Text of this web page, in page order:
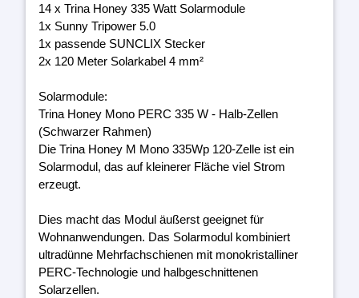
14 x Trina Honey 335 Watt Solarmodule
1x Sunny Tripower 5.0
1x passende SUNCLIX Stecker
2x 120 Meter Solarkabel 4 mm²
Solarmodule:
Trina Honey Mono PERC 335 W - Halb-Zellen
(Schwarzer Rahmen)
Die Trina Honey M Mono 335Wp 120-Zelle ist ein
Solarmodul, das auf kleinerer Fläche viel Strom
erzeugt.
Dies macht das Modul äußerst geeignet für
Wohnanwendungen. Das Solarmodul kombiniert
ultradünne Mehrfachschienen mit monokristalliner
PERC-Technologie und halbgeschnittenen
Solarzellen.